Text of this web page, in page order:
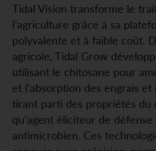
Tidal Vision transforme le
l’agriculture grâce à sa
polyvalente et à faible coût.
agricole, Tidal Grow
utilisant le chitosane pour
et l’absorption des engrais
tirant parti des propriétés du
qu’agent éliciteur de
antimicrobien. Ces